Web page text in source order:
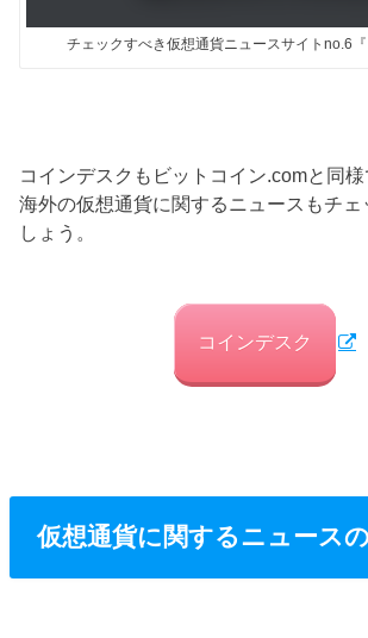
チェックすべき仮想通貨ニュースサイトno.6『
コインデスクもビットコイン.comと同様
海外の仮想通貨に関するニュースもチェ
しょう。
コインデスク
仮想通貨に関するニュース